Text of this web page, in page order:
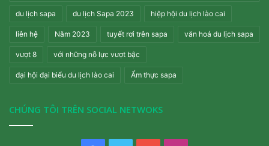
du lịch sapa du lịch Sapa 2023 hiệp hội du lịch lào cai
liên hệ Năm 2023 tuyết rơi trên sapa văn hoá du lịch sapa
vượt 8 với những nỗ lực vượt bậc
đại hội đại biểu du lịch lào cai Ẩm thực sapa
CHÚNG TÔI TRÊN SOCIAL NETWOKS